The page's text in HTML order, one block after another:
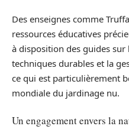
Des enseignes comme
ressources éducatives
à disposition des guides
techniques durables et la
ce qui est particulièrement
mondiale du jardinage nu.
Un engagement envers la